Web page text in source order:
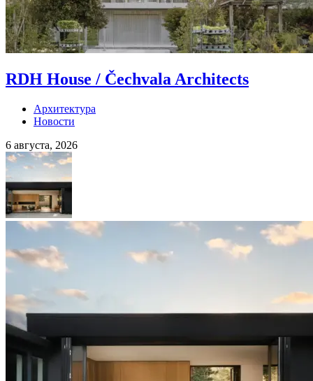
RDH House / Čechvala Architects
Архитектура
Новости
6 августа, 2026